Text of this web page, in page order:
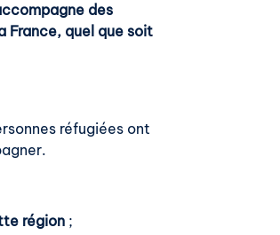
des
France, quel que soit
réfugiées ont
région ;